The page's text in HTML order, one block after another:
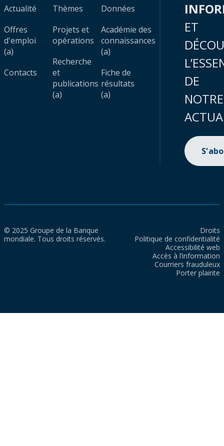
Actualité
Offres
d'emploi
(a)
Contacts
Thèmes
Projets et
opérations
Recherche
et
publications
(a)
Données
Académie des
connaissances
(a)
Fiche de
résultats
(a)
ET
DE
NOTRE
© 2025 Groupe de la Banque
mondiale. Tous droits réservés.
Droits
Politique de confidentialité
Accessibilité web
Accès à l’information
Courriers frauduleux
Porter plainte